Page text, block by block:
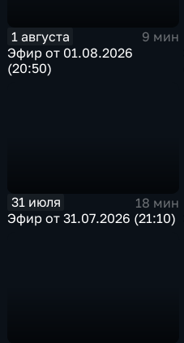
1 августа
9 мин
Эфир от 01.08.2026
(20:50)
31 июля
18 мин
Эфир от 31.07.2026 (21:10)